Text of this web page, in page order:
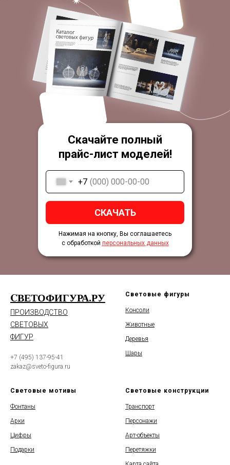
Скачайте полный
прайс-лист моделей!
+7
СКАЧАТЬ
Нажимая на кнопку, Вы соглашаетесь
с обработкой персональных данных
CВЕТОФИГУРА.РУ
ПРОИЗВОДСТВО
СВЕТОВЫХ
ФИГУР
+7 (495) 137-95-41
zakaz@sveto-figura.ru
Световые фигуры
Консоли
Животные
Деревья
Шары
Световые мотивы
Фонтаны
Арки
Цифры
Подарки
Световые конструкции
Транспорт
Персонажи
Арт-объекты
Перетяжки